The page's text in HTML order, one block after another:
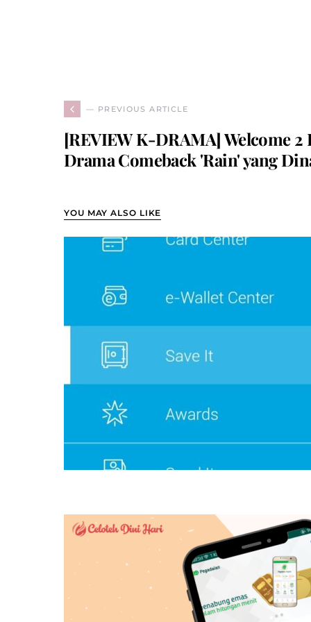
— PREVIOUS ARTICLE
[REVIEW K-DRAMA] Welcome 2
Drama Comeback 'Rain' yang
YOU MAY ALSO LIKE